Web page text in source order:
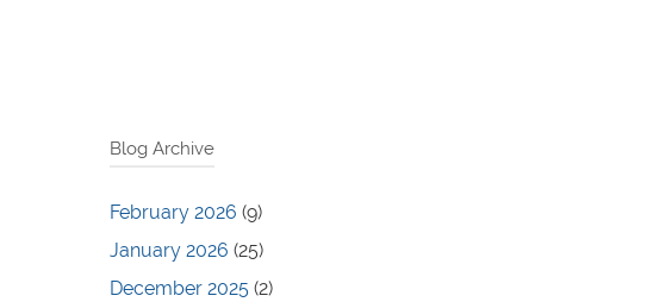
Blog Archive
February 2026 (9)
January 2026 (25)
December 2025 (2)